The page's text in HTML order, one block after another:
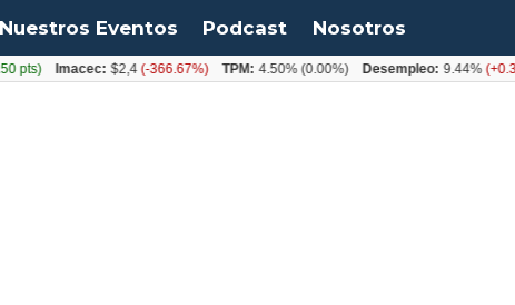
Nuestros Eventos Podcast Nosotros
Imacec: $2,4(-366.67%) TPM: 4.50%(0.00%) Desempleo: 9.44%(+0.33 pts)